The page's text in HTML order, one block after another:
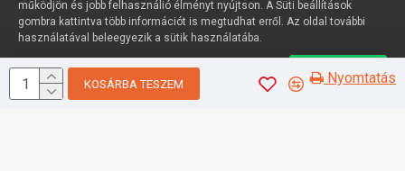
KOSÁRBA TESZEM Nyomtatás
Profimuszaki.hu - exPanda ERP
működjön és jobb felhasználió élményt nyújtson. A Süti beállítások
gombra kattintva több információt is megtudhat erről. Az oldal további
használatával beleegyezik a sütik használatába.
Süti beállítások Elfogadom